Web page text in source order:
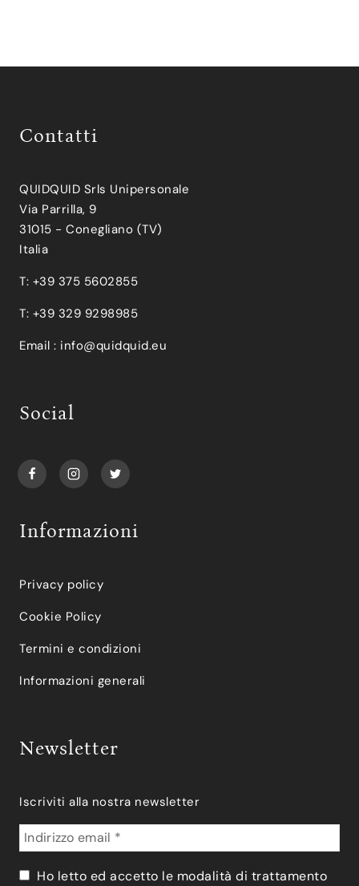
Contatti
QUIDQUID Srls Unipersonale
Via Parrilla, 9
31015 - Conegliano (TV)
Italia
T: +39 375 5602855
T: +39 329 9298985
Email : info@quidquid.eu
Social
Informazioni
Privacy policy
Cookie Policy
Termini e condizioni
Informazioni generali
Newsletter
Iscriviti alla nostra newsletter
Ho letto ed accetto le modalità di trattamento